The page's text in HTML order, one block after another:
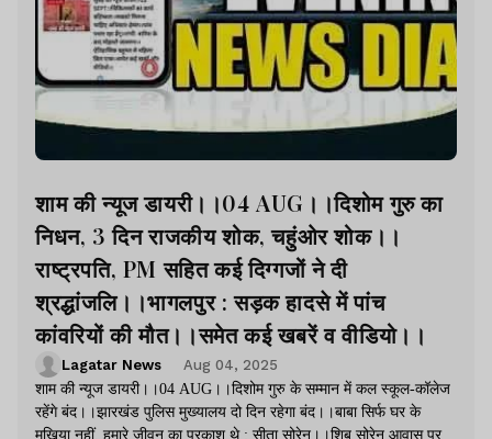
शाम की न्यूज डायरी।।04 AUG।।दिशोम गुरु का
निधन, 3 दिन राजकीय शोक, चहुंओर शोक।।
राष्ट्रपति, PM सहित कई दिग्गजों ने दी
श्रद्धांजलि।।भागलपुर : सड़क हादसे में पांच
कांवरियों की मौत।।समेत कई खबरें व वीडियो।।
Lagatar News
Aug 04, 2025
शाम की न्यूज डायरी।।04 AUG।।दिशोम गुरु के सम्मान में कल स्कूल-कॉलेज
रहेंगे बंद।।झारखंड पुलिस मुख्यालय दो दिन रहेगा बंद।।बाबा सिर्फ घर के
मुखिया नहीं, हमारे जीवन का प्रकाश थे : सीता सोरेन।।शिबू सोरेन आवास पर